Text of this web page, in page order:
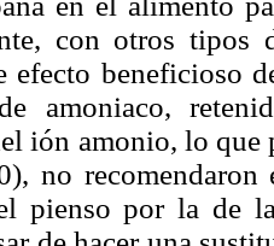
con otros
efecto beneficioso
amoniaco,
ión amonio, lo que
no
pienso por la de